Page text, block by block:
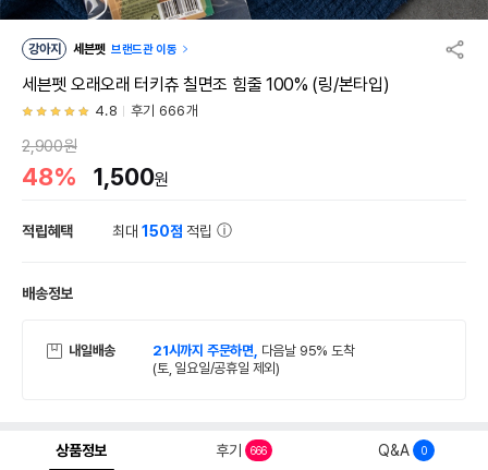
강아지 세븐펫 브랜드관 이동
세븐펫 오래오래 터키츄 칠면조 힘줄 100% (링/본타입)
4.8 후기 666개
2,900원
48% 1,500원
적립혜택 최대150점 적립
배송정보
내일배송 21시까지 주문하면, 다음날 95% 도착
(토, 일요일/공휴일 제외)
상품정보 후기 666 Q&A 0